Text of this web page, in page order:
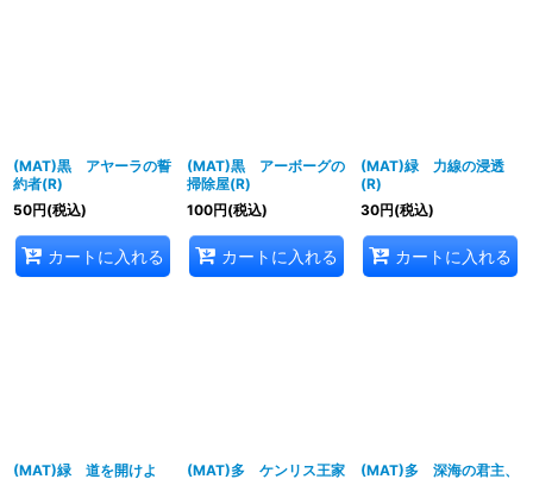
(MAT)黒 アヤーラの誓
約者(R)
50円(税込)
カートに入れる
(MAT)黒 アーボーグの
掃除屋(R)
100円(税込)
カートに入れる
(MAT)緑 力線の浸透
(R)
30円(税込)
カートに入れる
(MAT)緑 道を開けよ
(MAT)多 ケンリス王家
(MAT)多 深海の君主、